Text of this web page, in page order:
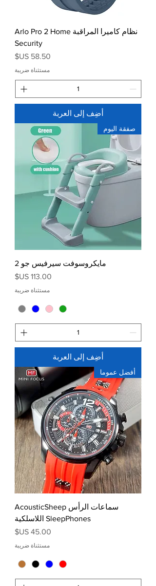
نظام كاميرا المراقبة Arlo Pro 2 Home
Security​​
السعر
مستثناة ضريبة
أضِف إلى العربة
صفقة اليوم
مايكروسوفت سيرفيس جو 2
السعر
مستثناة ضريبة
أضِف إلى العربة
أفضل عموما
سماعات الرأس AcousticSheep
SleepPhones اللاسلكية
السعر
مستثناة ضريبة